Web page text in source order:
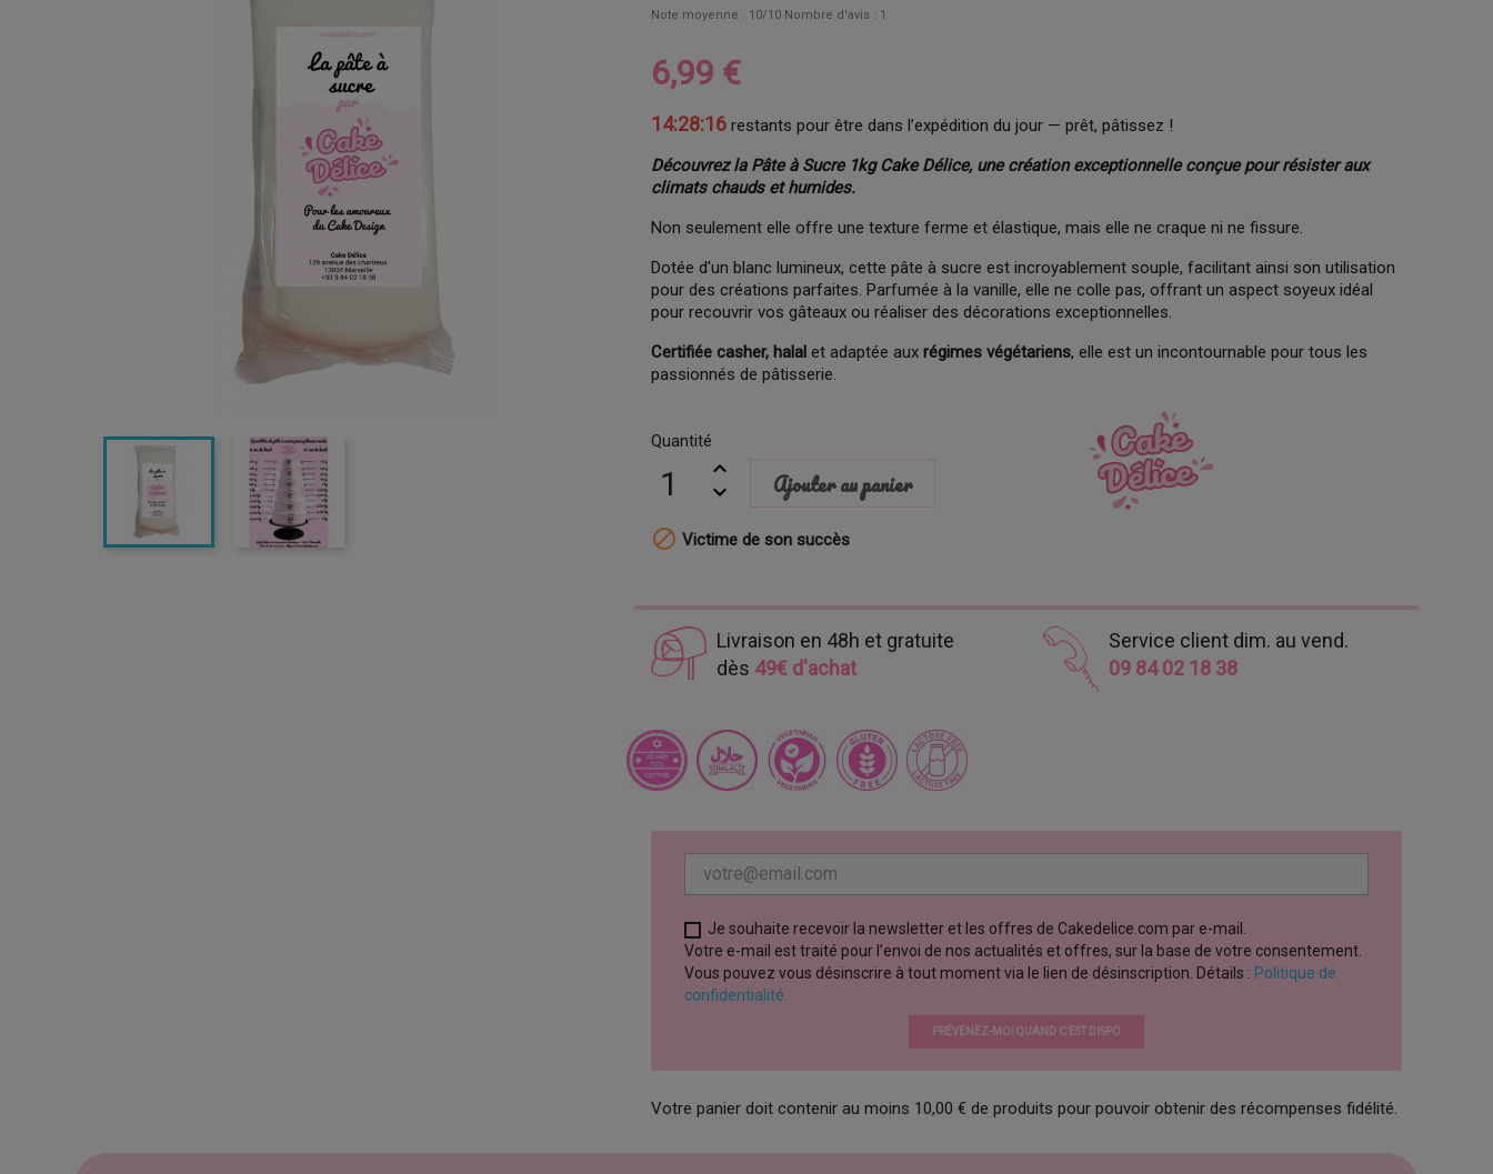
Note moyenne : 10/10 Nombre d'avis : 1
6,99 €
14:28:16 restants pour être dans l’expédition du jour — prêt, pâtissez !
Découvrez la Pâte à Sucre 1kg Cake Délice, une création exceptionnelle conçue pour résister aux
climats chauds et humides.
Non seulement elle offre une texture ferme et élastique, mais elle ne craque ni ne fissure.
Dotée d'un blanc lumineux, cette pâte à sucre est incroyablement souple, facilitant ainsi son utilisation
pour des créations parfaites. Parfumée à la vanille, elle ne colle pas, offrant un aspect soyeux idéal
pour recouvrir vos gâteaux ou réaliser des décorations exceptionnelles.
Certifiée casher, halal et adaptée aux régimes végétariens, elle est un incontournable pour tous les
passionnés de pâtisserie.
Quantité
Ajouter au panier
 Victime de son succès
Livraison en 48h et gratuite
dès 49€ d'achat
Service client dim. au vend.
09 84 02 18 38
Je souhaite recevoir la newsletter et les offres de Cakedelice.com par e-mail.
Votre e-mail est traité pour l’envoi de nos actualités et offres, sur la base de votre consentement.
Vous pouvez vous désinscrire à tout moment via le lien de désinscription. Détails : Politique de
confidentialité.
PRÉVENEZ-MOI QUAND C’EST DISPO
Votre panier doit contenir au moins 10,00 € de produits pour pouvoir obtenir des récompenses fidélité.